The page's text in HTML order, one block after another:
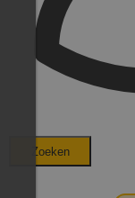
Zoeken